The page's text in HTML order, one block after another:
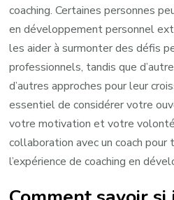
coaching. Certaines personnes
en développement personnel
les aider à surmonter des défis
professionnels, tandis que
d’autres approches pour leur
essentiel de considérer votre
votre motivation et votre
collaboration avec un coach
l’expérience de coaching en